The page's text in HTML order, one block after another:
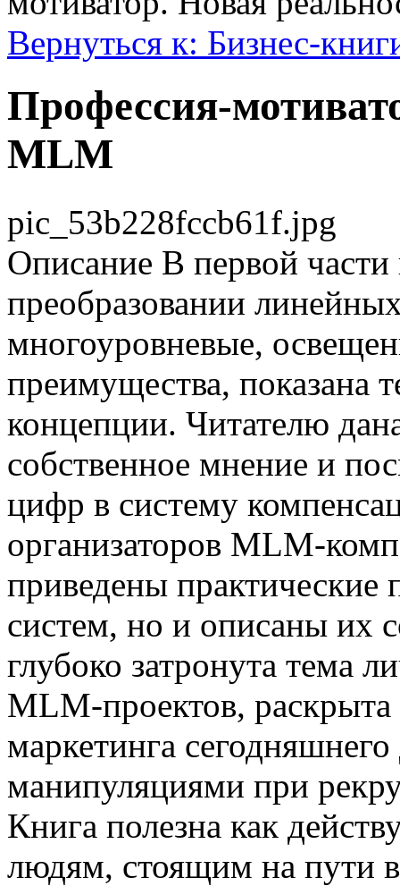
Вернуться к: Бизнес-
Профессия-
MLM
pic_53b228fccb61f.jpg
Описание В первой части
преобразовании
многоуровневые,
преимущества, показана
концепции. Читателю
собственное мнение и
цифр в систему
организаторов MLM-
приведены практические
систем, но и описаны их
глубоко затронута тема
MLM-проектов, раскрыта
маркетинга сегодняшнего
манипуляциями при
Книга полезна как
людям, стоящим на пути